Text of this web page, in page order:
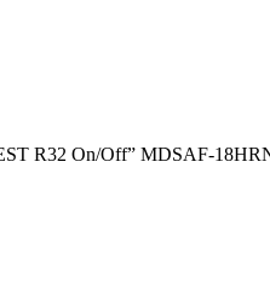
R32 On/Off” MDSAF-